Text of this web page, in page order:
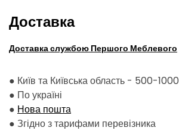
Доставка
Доставка службою Першого Меблевого
● Київ та Київська область - 500-
● По україні
● Нова пошта
● Згідно з тарифами перевізника